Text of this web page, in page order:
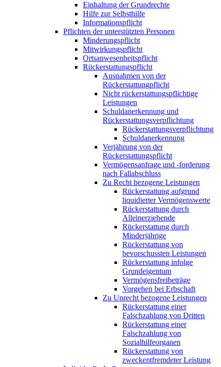
Einhaltung der Grundrechte
Hilfe zur Selbsthilfe
Informationspflicht
Pflichten der unterstützten Personen
Minderungspflicht
Mitwirkungspflicht
Ortsanwesenheitspflicht
Rückerstattungspflicht
Ausnahmen von der
Rückerstattungpflicht
Nicht rückerstattungspflichtige
Leistungen
Schuldanerkennung und
Rückerstattungsverpflichtung
Rückerstattungsverpflichtung
Schuldanerkennung
Verjährung von der
Rückerstattungspflicht
Vermögensanfrage und -forderung
nach Fallabschluss
Zu Recht bezogene Leistungen
Rückerstattung aufgrund
liquidierter Vermögenswerte
Rückerstattung durch
Alleinerziehende
Rückerstattung durch
Minderjährige
Rückerstattung von
bevorschussten Leistungen
Rückerstattung infolge
Grundeigentum
Vermögensfreibeträge
Vorgehen bei Erbschaft
Zu Unrecht bezogene Leistungen
Rückerstattung einer
Falschzahlung von Dritten
Rückerstattung einer
Falschzahlung von
Sozialhilfeorganen
Rückerstattung von
zweckentfremdeter Leistung